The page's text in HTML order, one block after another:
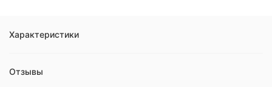
Характеристики
Отзывы